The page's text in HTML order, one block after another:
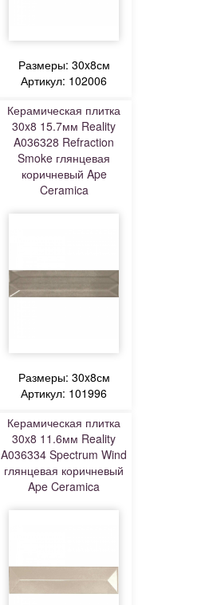
Размеры: 30x8см
Артикул: 102006
Керамическая плитка
30x8 15.7мм Reality
A036328 Refraction
Smoke глянцевая
коричневый Ape
Ceramica
Размеры: 30x8см
Артикул: 101996
Керамическая плитка
30x8 11.6мм Reality
A036334 Spectrum Wind
глянцевая коричневый
Ape Ceramica